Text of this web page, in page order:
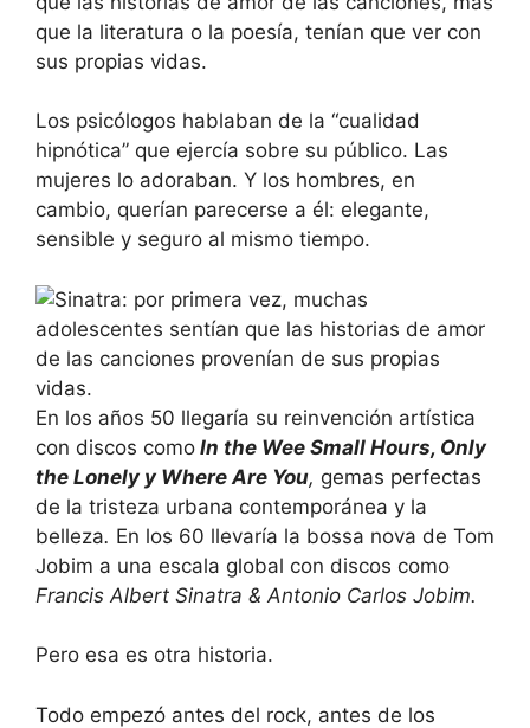
que la literatura o la poesía, tenían que ver con
sus propias vidas.
Los psicólogos hablaban de la “cualidad
hipnótica” que ejercía sobre su público. Las
mujeres lo adoraban. Y los hombres, en
cambio, querían parecerse a él: elegante,
sensible y seguro al mismo tiempo.
En los años 50 llegaría su reinvención artística
con discos como In the Wee Small Hours, Only
the Lonely y Where Are You, gemas perfectas
de la tristeza urbana contemporánea y la
belleza. En los 60 llevaría la bossa nova de Tom
Jobim a una escala global con discos como
Francis Albert Sinatra & Antonio Carlos Jobim.
Pero esa es otra historia.
Todo empezó antes del rock, antes de los